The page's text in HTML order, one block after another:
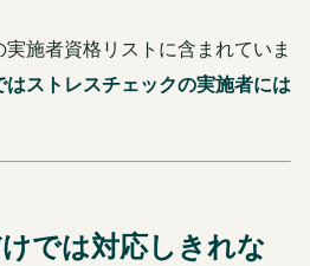
施者資格リストに含まれていま
ストレスチェックの実施者には
では対応しきれな